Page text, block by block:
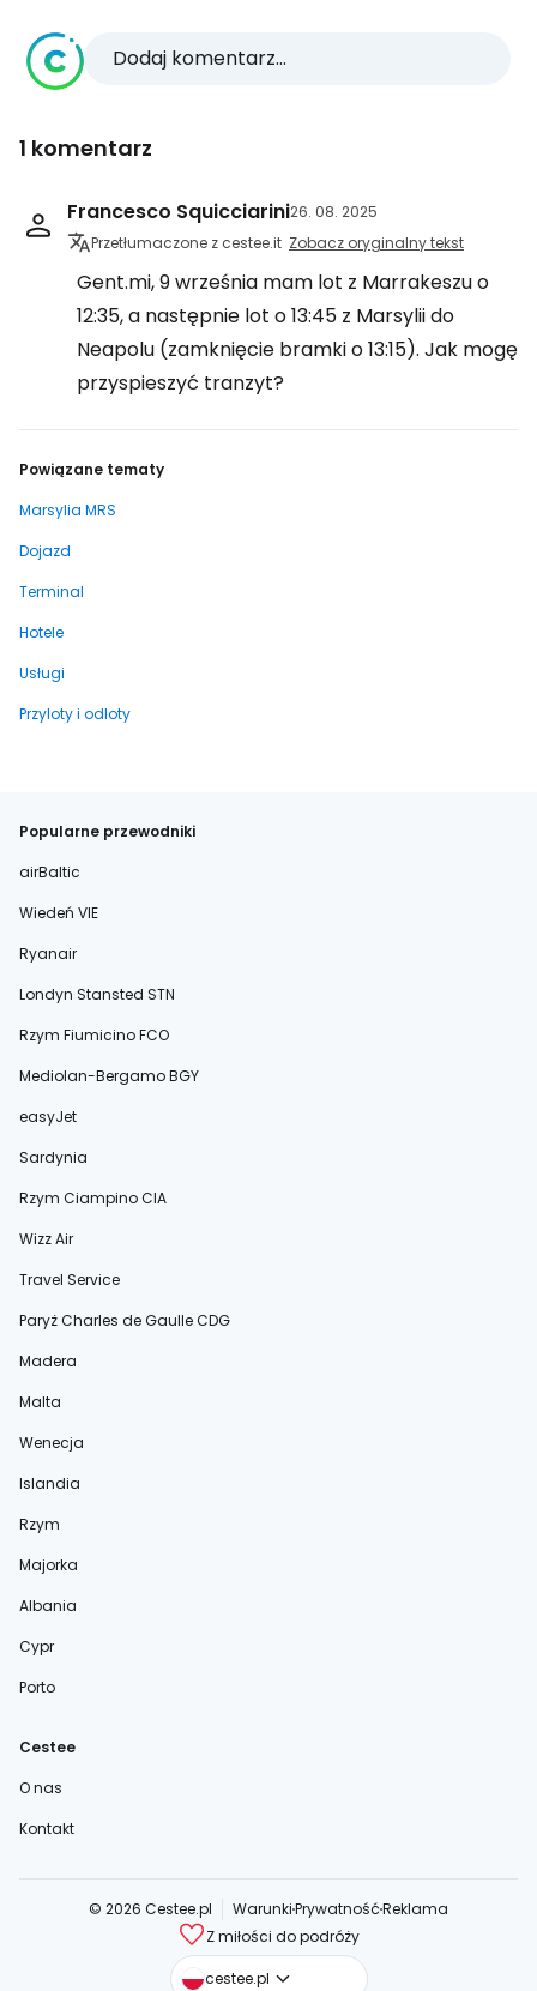
Dodaj komentarz...
1 komentarz
Francesco Squicciarini26. 08. 2025
Przetłumaczone z cestee.it Zobacz oryginalny tekst
Gent.mi, 9 września mam lot z Marrakeszu o
12:35, a następnie lot o 13:45 z Marsylii do
Neapolu (zamknięcie bramki o 13:15). Jak mogę
przyspieszyć tranzyt?
Powiązane tematy
Marsylia MRS
Dojazd
Terminal
Hotele
Usługi
Przyloty i odloty
Popularne przewodniki
airBaltic
Wiedeń VIE
Ryanair
Londyn Stansted STN
Rzym Fiumicino FCO
Mediolan-Bergamo BGY
easyJet
Sardynia
Rzym Ciampino CIA
Wizz Air
Travel Service
Paryż Charles de Gaulle CDG
Madera
Malta
Wenecja
Islandia
Rzym
Majorka
Albania
Cypr
Porto
Cestee
O nas
Kontakt
© 2026 Cestee.pl WarunkiPrywatnośćReklama
Z miłości do podróży
cestee.pl
cestee.com